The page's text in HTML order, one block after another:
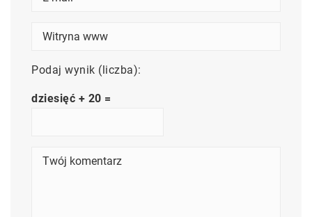
Podaj wynik (liczba):
dziesięć + 20 =